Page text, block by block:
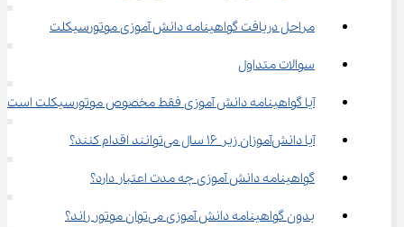
مراحل دریافت گواهینامه دانش آموزی موتورسیکلت
سوالات متداول
آیا گواهینامه دانش آموزی فقط مخصوص موتورسیکلت است؟
آیا دانش‌آموزان زیر ۱۶ سال می‌توانند اقدام کنند؟
گواهینامه دانش آموزی چه مدت اعتبار دارد؟
بدون گواهینامه دانش آموزی می‌توان موتور راند؟